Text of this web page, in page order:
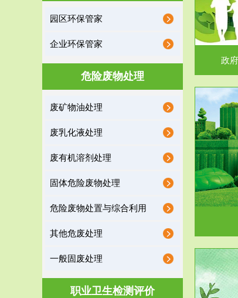
园区环保管家
企业环保管家
危险废物处理
废矿物油处理
废乳化液处理
废有机溶剂处理
固体危险废物处理
危险废物处置与综合利用
其他危废处理
一般固废处理
职业卫生检测评价
根据《石化行业挥发性有机物综合整治方案》文
政
受政府
服务范围
噪声治理
服务范围